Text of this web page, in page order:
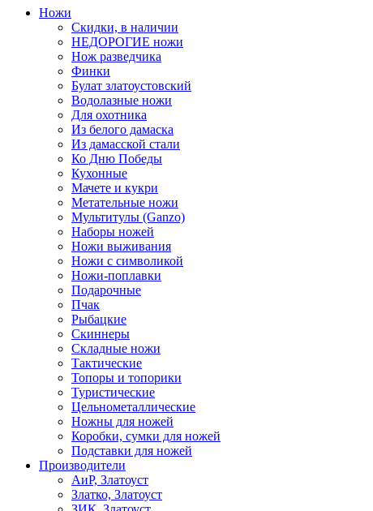
Ножи
Скидки, в наличии
НЕДОРОГИЕ ножи
Нож разведчика
Финки
Булат златоустовский
Водолазные ножи
Для охотника
Из белого дамаска
Из дамасской стали
Ко Дню Победы
Кухонные
Мачете и кукри
Метательные ножи
Мультитулы (Ganzo)
Наборы ножей
Ножи выживания
Ножи с символикой
Ножи-поплавки
Подарочные
Пчак
Рыбацкие
Скиннеры
Складные ножи
Тактические
Топоры и топорики
Туристические
Цельнометаллические
Ножны для ножей
Коробки, сумки для ножей
Подставки для ножей
Производители
АиР, Златоуст
Златко, Златоуст